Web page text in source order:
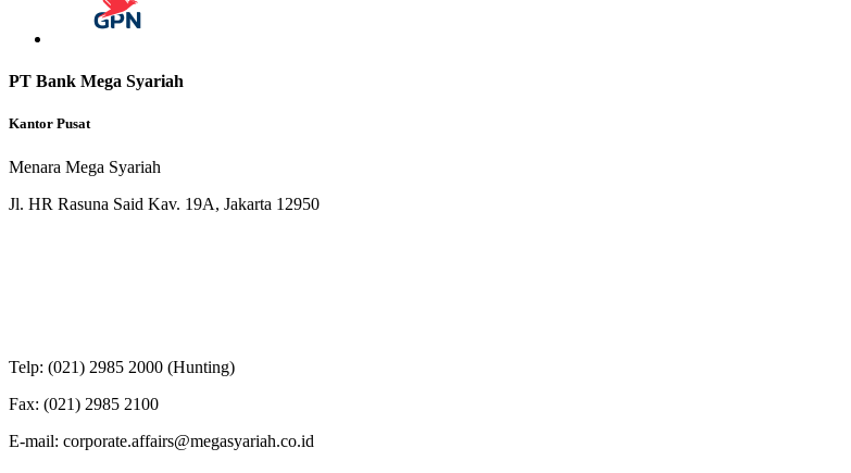
PT Bank Mega Syariah
Kantor Pusat
Menara Mega Syariah
Jl. HR Rasuna Said Kav. 19A, Jakarta 12950
Telp: (021) 2985 2000 (Hunting)
Fax: (021) 2985 2100
E-mail: corporate.affairs@megasyariah.co.id